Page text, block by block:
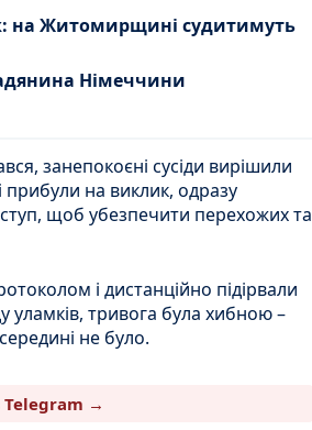
на Житомирщині судитимуть
Німеччини
занепокоєні сусіди вирішили
прибули на виклик, одразу
щоб убезпечити перехожих та
і дистанційно підірвали
уламків, тривога була хибною –
не було.
→